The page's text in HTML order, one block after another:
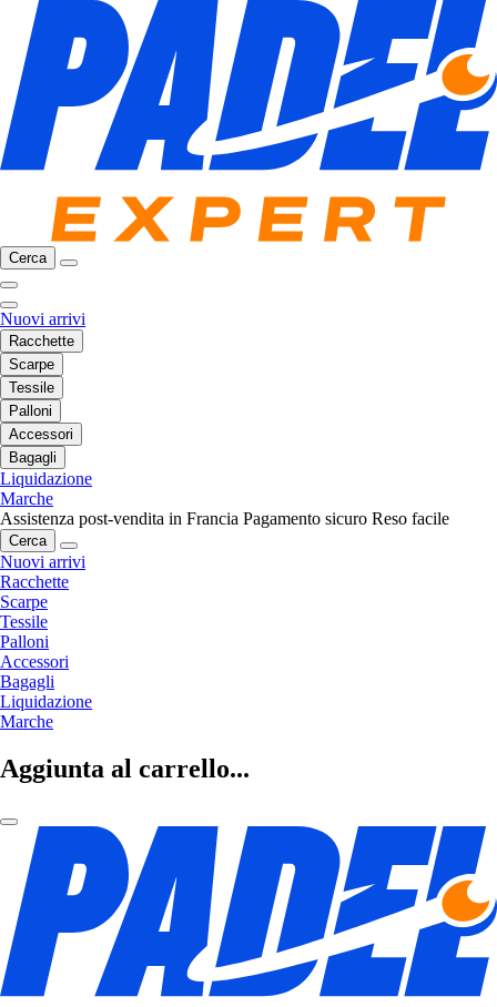
Cerca
Nuovi arrivi
Racchette
Scarpe
Tessile
Palloni
Accessori
Bagagli
Liquidazione
Marche
Assistenza post-vendita in Francia Pagamento sicuro Reso facile
Cerca
Nuovi arrivi
Racchette
Scarpe
Tessile
Palloni
Accessori
Bagagli
Liquidazione
Marche
Aggiunta al carrello...